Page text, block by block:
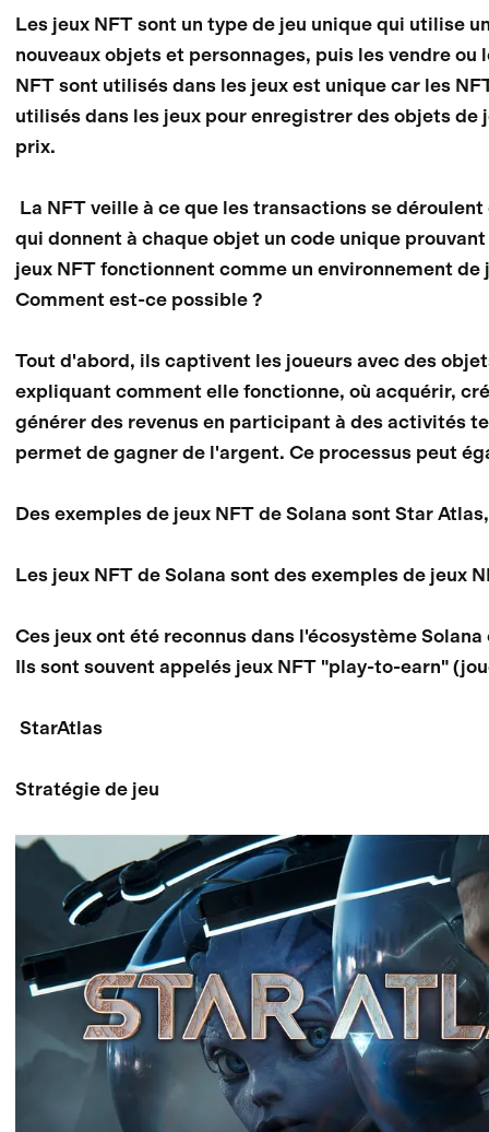
Les jeux NFT sont un type de jeu unique qui utilise
nouveaux objets et personnages, puis les vendre
NFT sont utilisés dans les jeux est unique car les
utilisés dans les jeux pour enregistrer des objets
prix.
La NFT veille à ce que les transactions se
qui donnent à chaque objet un code unique
jeux NFT fonctionnent comme un environnement
Comment est-ce possible ?
Tout d'abord, ils captivent les joueurs avec des
expliquant comment elle fonctionne, où acquérir,
générer des revenus en participant à des activités
permet de gagner de l'argent. Ce processus peut
Des exemples de jeux NFT de Solana sont Star
Les jeux NFT de Solana sont des exemples de jeux
Ces jeux ont été reconnus dans l'écosystème
Ils sont souvent appelés jeux NFT "play-to-earn"
StarAtlas
Stratégie de jeu